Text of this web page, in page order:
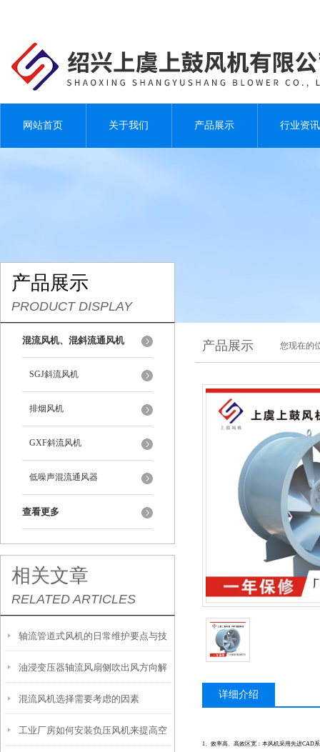
网站首页 关于我们 产品展示 行业资讯
产品展示
PRODUCT DISPLAY
混流风机、混斜流通风机
SGJ斜流风机
排烟风机
GXF斜流风机
低噪声混流通风器
查看更多
相关文章
RELATED ARTICLES
轴流管道式风机的日常维护要点与技
巧
油浸变压器轴流风扇侧吹出风方向解
析
混流风机选择需要考虑的因素
工业厂房如何安装负压风机来提高空
产品展示 您现在的
详细介绍
1、效率高、高效区宽：本风机采用先进CAD